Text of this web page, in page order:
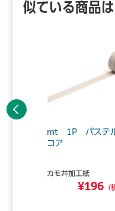
似ている商品
mt 1P パステ
コア
カモ井加工紙
¥196 （
前へ